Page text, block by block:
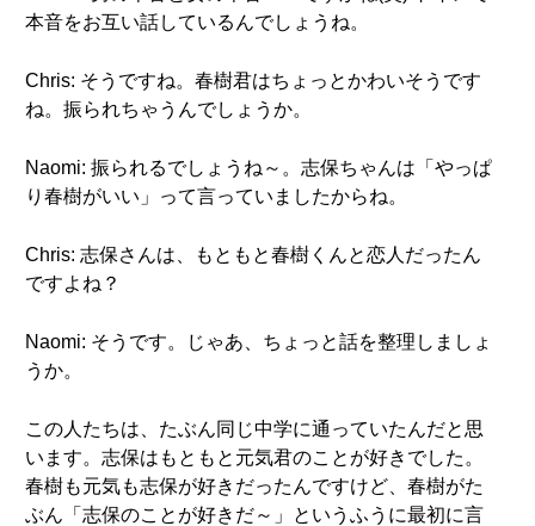
本音をお互い話しているんでしょうね。
Chris: そうですね。春樹君はちょっとかわいそうです
ね。振られちゃうんでしょうか。
Naomi: 振られるでしょうね～。志保ちゃんは「やっぱ
り春樹がいい」って言っていましたからね。
Chris: 志保さんは、もともと春樹くんと恋人だったん
ですよね？
Naomi: そうです。じゃあ、ちょっと話を整理しましょ
うか。
この人たちは、たぶん同じ中学に通っていたんだと思
います。志保はもともと元気君のことが好きでした。
春樹も元気も志保が好きだったんですけど、春樹がた
ぶん「志保のことが好きだ～」というふうに最初に言